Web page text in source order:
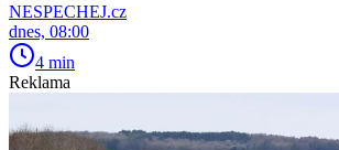
NESPECHEJ.cz
dnes, 08:00
4 min
Reklama